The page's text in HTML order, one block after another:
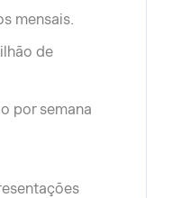
mensais.
de
por semana